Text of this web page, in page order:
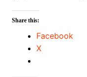
Share this:
Facebook
X